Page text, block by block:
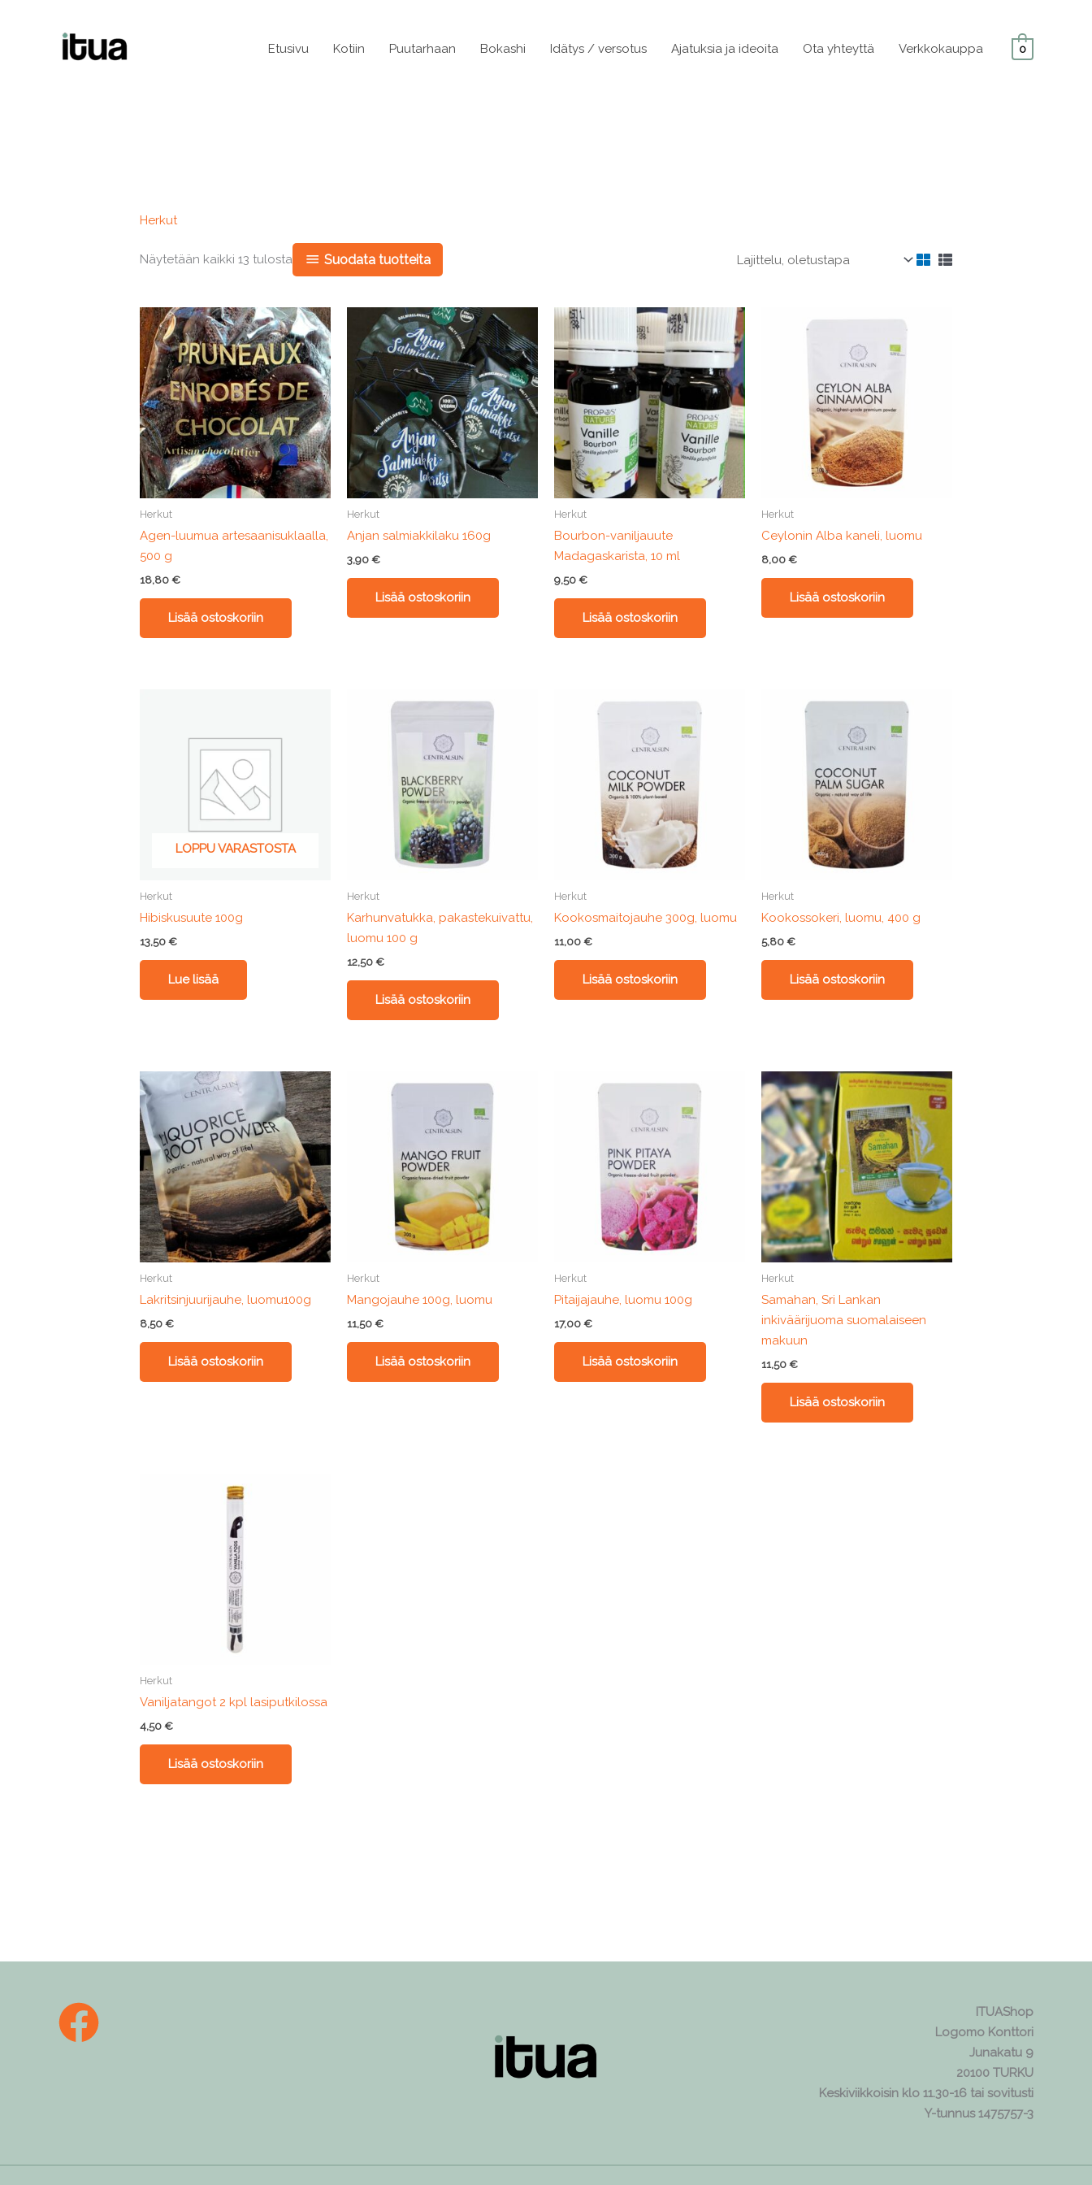
Etusivu
Kotiin Puutarhaan Bokashi Idätys / versotus Ajatuksia ja ideoita Ota yhteyttä Verkkokauppa 0
Herkut
Näytetään kaikki 13 tulosta Suodata tuotteita
Herkut
Agen-luumua artesaanisuklaalla,
500 g
18,80€
Lisää ostoskoriin
Herkut
Anjan salmiakkilaku 160g
3,90€
Lisää ostoskoriin
Herkut
Bourbon-vaniljauute
Madagaskarista, 10 ml
9,50€
Lisää ostoskoriin
Herkut
Ceylonin Alba kaneli, luomu
8,00€
Lisää ostoskoriin
LOPPU VARASTOSTA
Herkut
Hibiskusuute 100g
13,50€
Lue lisää
Herkut
Karhunvatukka, pakastekuivattu,
luomu 100 g
12,50€
Lisää ostoskoriin
Herkut
Kookosmaitojauhe 300g, luomu
11,00€
Lisää ostoskoriin
Herkut
Kookossokeri, luomu, 400 g
5,80€
Lisää ostoskoriin
Herkut
Lakritsinjuurijauhe, luomu100g
8,50€
Lisää ostoskoriin
Herkut
Mangojauhe 100g, luomu
11,50€
Lisää ostoskoriin
Herkut
Pitaijajauhe, luomu 100g
17,00€
Lisää ostoskoriin
Herkut
Samahan, Sri Lankan
inkiväärijuoma suomalaiseen
makuun
11,50€
Lisää ostoskoriin
Herkut
Vaniljatangot 2 kpl lasiputkilossa
4,50€
Lisää ostoskoriin
ITUAShop
Logomo Konttori
Junakatu 9
20100 TURKU
Keskiviikkoisin klo 11.30-16 tai sovitusti
Y-tunnus 1475757-3